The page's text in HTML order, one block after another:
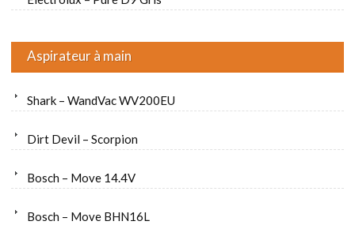
Aspirateur à main
Shark – WandVac WV200EU
Dirt Devil – Scorpion
Bosch – Move 14.4V
Bosch – Move BHN16L